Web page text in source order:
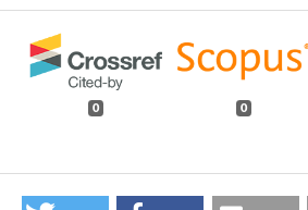
0 0